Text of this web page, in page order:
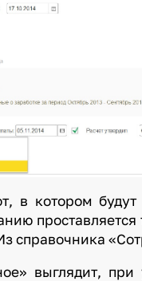
в котором
справочника
выглядит, при